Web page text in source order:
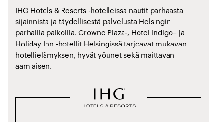
IHG Hotels & Resorts -hotelleissa nautit parhaasta
sijainnista ja täydellisestä palvelusta Helsingin
parhailla paikoilla. Crowne Plaza-, Hotel Indigo– ja
Holiday Inn -hotellit Helsingissä tarjoavat mukavan
hotellielämyksen, hyvät yöunet sekä maittavan
aamiaisen.